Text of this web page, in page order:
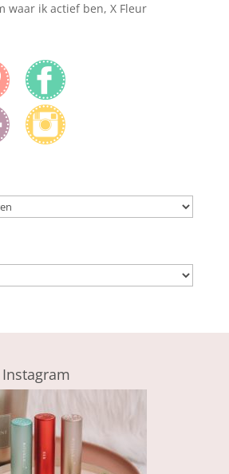
waar ik actief ben, X Fleur